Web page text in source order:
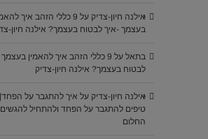
אילנה חיון-צדיק על
9 כללי הזהב איך
בעצמך -איך לבטוח בעצמך? אילנה חיון-
בתאל על
9 כללי הזהב איך להאמין
לבטוח בעצמך? אילנה חיון-צדיק
אילנה חיון-צדיק על
טיפים להתגבר על הפחד ולהתחיל
החלום